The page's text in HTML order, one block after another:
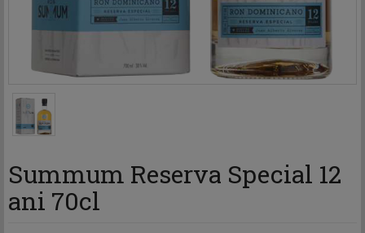
Summum Reserva Special 12
ani 70cl